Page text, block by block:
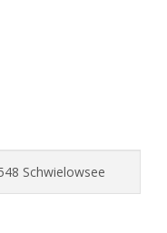
Schwielowsee